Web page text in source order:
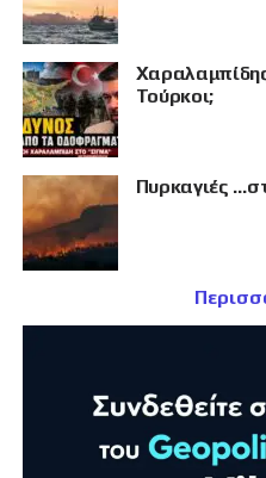
Τούρκοι;
Πυρκαγιές